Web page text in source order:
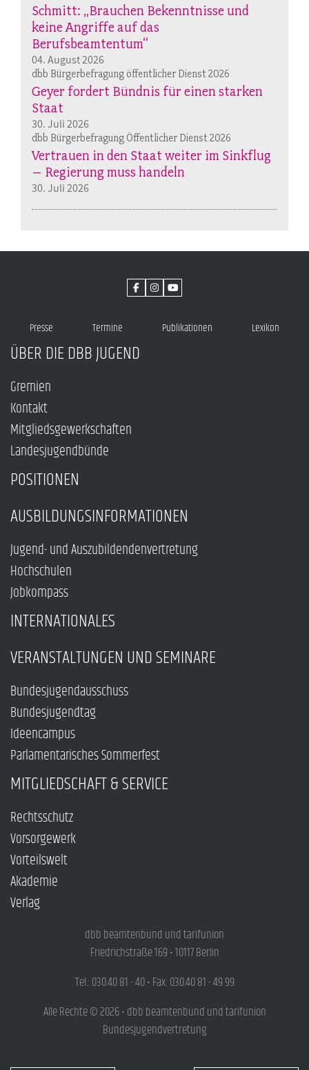
Schmitt: „Brauchen Bekenntnisse und
keine Angriffe auf das
Berufsbeamtentum“
04. August 2026
dbb Bürgerbefragung öffentlicher Dienst 2026
Geyer fordert Bündnis für einen starken
Staat
30. Juli 2026
dbb Bürgerbefragung Öffentlicher Dienst 2026
Vertrauen in den Staat weiter im Sinkflug
– Regierung muss handeln
30. Juli 2026
Presse Termine Publikationen Lexikon
ÜBER DIE DBB JUGEND
Gremien
Kontakt
Mitgliedsgewerkschaften
Landesjugendbünde
POSITIONEN
AUSBILDUNGSINFORMATIONEN
Jugend- und Auszubildendenvertretung
Hochschulen
Jobkompass
INTERNATIONALES
VERANSTALTUNGEN UND SEMINARE
Bundesjugendausschuss
Bundesjugendtag
Ideencampus
Parlamentarisches Sommerfest
MITGLIEDSCHAFT & SERVICE
Rechtsschutz
Vorsorgewerk
Vorteilswelt
Akademie
Verlag
dbb beamtenbund und tarifunion
Friedrichstraße 169 • 10117 Berlin
Tel.: 030.40 81 - 40 • Fax: 030.40 81 - 49 99
Alle Rechte © 2026 • dbb beamtenbund und tarifunion
Bundesjugendvertretung